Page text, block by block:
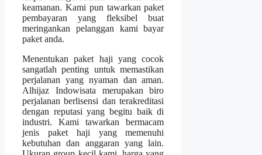
keamanan. Kami pun tawarkan paket
pembayaran yang fleksibel buat
meringankan pelanggan kami bayar
paket anda.
Menentukan paket haji yang cocok
sangatlah penting untuk memastikan
perjalanan yang nyaman dan aman.
Alhijaz Indowisata merupakan biro
perjalanan berlisensi dan terakreditasi
dengan reputasi yang begitu baik di
industri. Kami tawarkan bermacam
jenis paket haji yang memenuhi
kebutuhan dan anggaran yang lain.